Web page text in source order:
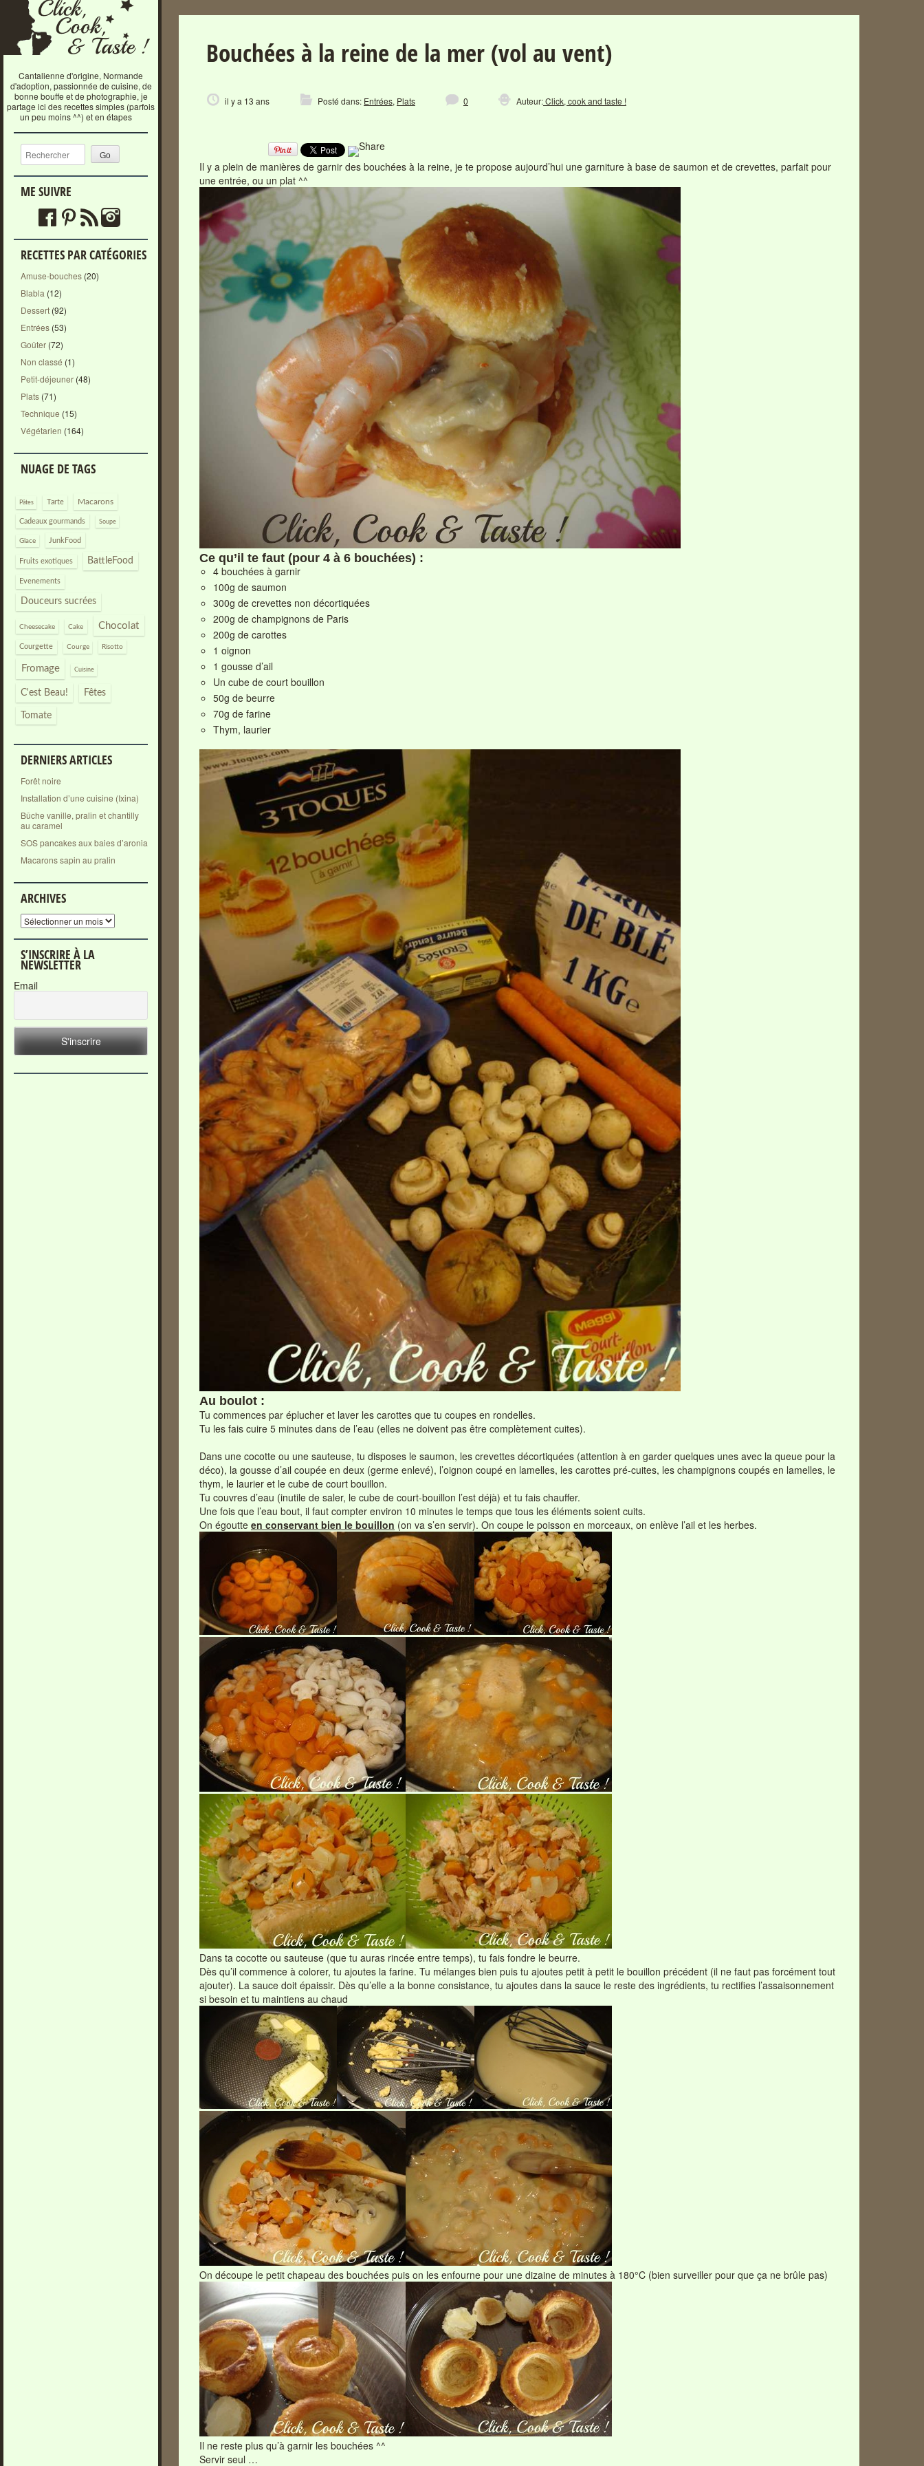
Cantalienne d'origine, Normande
d'adoption, passionnée de cuisine, de
bonne bouffe et de photographie, je
partage ici des recettes simples (parfois
un peu moins ^^) et en étapes
Recherche
ME SUIVRE
RECETTES PAR CATÉGORIES
Amuse-bouches (20)
Blabla (12)
Dessert (92)
Entrées (53)
Goûter (72)
Non classé (1)
Petit-déjeuner (48)
Plats (71)
Technique (15)
Végétarien (164)
NUAGE DE TAGS
Pâtes Tarte Macarons
Cadeaux gourmands Soupe
Glace JunkFood
Fruits exotiques BattleFood
Evenements
Douceurs sucrées
Cheesecake Cake Chocolat
Courgette Courge Risotto
Fromage Cuisine
C'est Beau! Fêtes
Tomate
DERNIERS ARTICLES
Forêt noire
Installation d’une cuisine (Ixina)
Bûche vanille, pralin et chantilly
au caramel
SOS pancakes aux baies d’aronia
Macarons sapin au pralin
ARCHIVES
Archives
S’INSCRIRE À LA
NEWSLETTER
Email
Bouchées à la reine de la mer (vol au vent)
il y a 13 ans Posté dans: Entrées, Plats 0 Auteur:Click, cook and taste !
Il y a plein de manières de garnir des bouchées à la reine, je te propose aujourd’hui une garniture à base de saumon et de crevettes, parfait pour
une entrée, ou un plat ^^
Ce qu’il te faut (pour 4 à 6 bouchées) :
4 bouchées à garnir
100g de saumon
300g de crevettes non décortiquées
200g de champignons de Paris
200g de carottes
1 oignon
1 gousse d’ail
Un cube de court bouillon
50g de beurre
70g de farine
Thym, laurier
Au boulot :
Tu commences par éplucher et laver les carottes que tu coupes en rondelles.
Tu les fais cuire 5 minutes dans de l’eau (elles ne doivent pas être complètement cuites).
Dans une cocotte ou une sauteuse, tu disposes le saumon, les crevettes décortiquées (attention à en garder quelques unes avec la queue pour la
déco), la gousse d’ail coupée en deux (germe enlevé), l’oignon coupé en lamelles, les carottes pré-cuites, les champignons coupés en lamelles, le
thym, le laurier et le cube de court bouillon.
Tu couvres d’eau (inutile de saler, le cube de court-bouillon l’est déjà) et tu fais chauffer.
Une fois que l’eau bout, il faut compter environ 10 minutes le temps que tous les éléments soient cuits.
On égoutte en conservant bien le bouillon (on va s’en servir). On coupe le poisson en morceaux, on enlève l’ail et les herbes.
Dans ta cocotte ou sauteuse (que tu auras rincée entre temps), tu fais fondre le beurre.
Dès qu’il commence à colorer, tu ajoutes la farine. Tu mélanges bien puis tu ajoutes petit à petit le bouillon précédent (il ne faut pas forcément tout
ajouter). La sauce doit épaissir. Dès qu’elle a la bonne consistance, tu ajoutes dans la sauce le reste des ingrédients, tu rectifies l’assaisonnement
si besoin et tu maintiens au chaud
On découpe le petit chapeau des bouchées puis on les enfourne pour une dizaine de minutes à 180°C (bien surveiller pour que ça ne brûle pas)
Il ne reste plus qu’à garnir les bouchées ^^
Servir seul …